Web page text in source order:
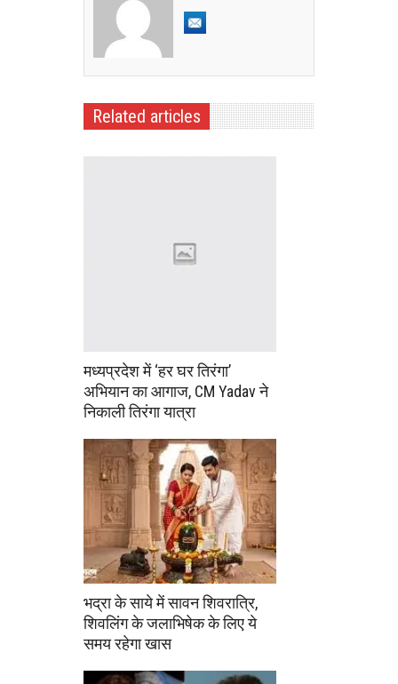
Related articles
मध्यप्रदेश में ‘हर घर तिरंगा’
अभियान का आगाज, CM Yadav ने
निकाली तिरंगा यात्रा
भद्रा के साये में सावन शिवरात्रि,
शिवलिंग के जलाभिषेक के लिए ये
समय रहेगा खास